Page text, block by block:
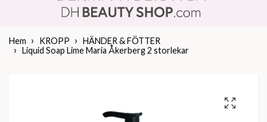
Hem KROPP
HÄNDER & FÖTTER
Liquid Soap Lime Maria Åkerberg 2 storlekar